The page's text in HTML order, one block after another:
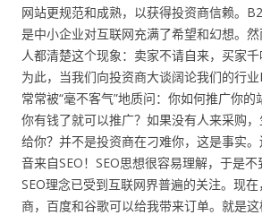
网站更规范和成熟，以获得投资商信赖。
是中小企业对互联网充满了希望和幻想。
人都清楚这个现象：卖家不请自来，买家
为此，当我们向投资商大谈阔论我们的行业
常常被“毫不客气”地质问：你如何推广你的
你有钱了就可以推广？如果没有人来采购
给你？并不是投资商在刁难你，这是事实
音来自SEO！SEO思想很容易理解，于是不
SEO理念已受到互联网界普遍的关注。现
商，百度和谷歌可以给我带来订单。就是